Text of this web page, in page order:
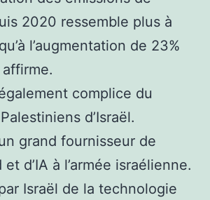
2020 ressemble plus à
l’augmentation de 23%
complice du
d’Israël.
grand fournisseur de
d’IA à l’armée israélienne.
Israël de la technologie